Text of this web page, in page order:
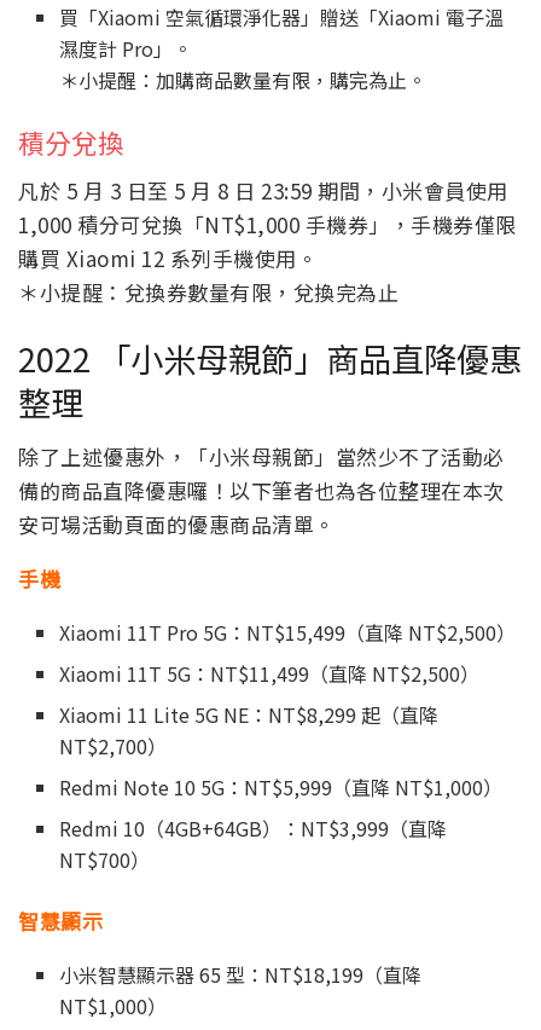
買「Xiaomi 空氣循環淨化器」贈送「Xiaomi 電子溫
濕度計 Pro」。
＊小提醒：加購商品數量有限，購完為止。
積分兌換
凡於 5 月 3 日至 5 月 8 日 23:59 期間，小米會員使用
1,000 積分可兌換「NT$1,000 手機券」，手機券僅限
購買 Xiaomi 12 系列手機使用。
＊小提醒：兌換券數量有限，兌換完為止
2022 「小米母親節」商品直降優惠
整理
除了上述優惠外，「小米母親節」當然少不了活動必
備的商品直降優惠囉！以下筆者也為各位整理在本次
安可場活動頁面的優惠商品清單。
手機
Xiaomi 11T Pro 5G：NT$15,499（直降 NT$2,500）
Xiaomi 11T 5G：NT$11,499（直降 NT$2,500）
Xiaomi 11 Lite 5G NE：NT$8,299 起（直降
NT$2,700）
Redmi Note 10 5G：NT$5,999（直降 NT$1,000）
Redmi 10（4GB+64GB）：NT$3,999（直降
NT$700）
智慧顯示
小米智慧顯示器 65 型：NT$18,199（直降
NT$1,000）